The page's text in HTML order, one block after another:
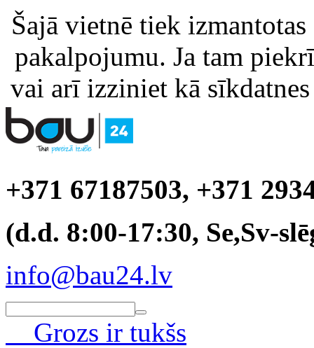
Šajā vietnē tiek
pakalpojumu. Ja tam
vai arī izziniet kā
+371 67187503, +371
(d.d. 8:00-17:30, Se,Sv-
info@bau24.lv
Grozs ir tukšs